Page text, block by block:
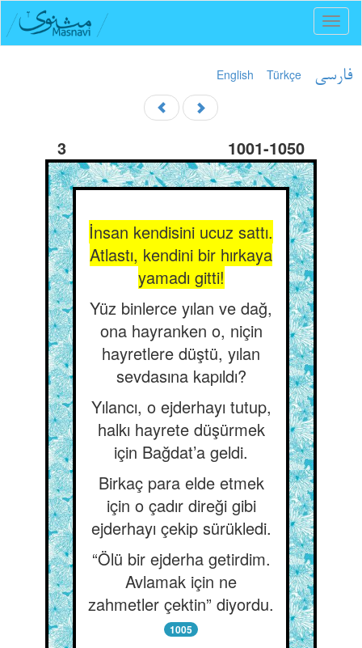
English Türkçe فارسی
3 1001-1050
İnsan kendisini ucuz sattı.
Atlastı, kendini bir hırkaya
yamadı gitti!
Yüz binlerce yılan ve dağ,
ona hayranken o, niçin
hayretlere düştü, yılan
sevdasına kapıldı?
Yılancı, o ejderhayı tutup,
halkı hayrete düşürmek
için Bağdat’a geldi.
Birkaç para elde etmek
için o çadır direği gibi
ejderhayı çekip sürükledi.
“Ölü bir ejderha getirdim.
Avlamak için ne
zahmetler çektin” diyordu.
1005